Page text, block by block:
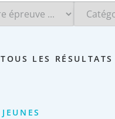
TOUS LES RÉSULTATS
JEUNES